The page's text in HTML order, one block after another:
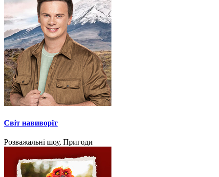
Світ навиворіт
Розважальні шоу, Пригоди